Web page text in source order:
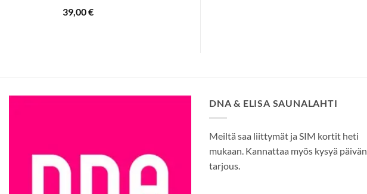
39,00€
DNA & ELISA SAUNALAHTI
Meiltä saa liittymät ja SIM kortit heti
mukaan. Kannattaa myös kysyä päivän
tarjous.